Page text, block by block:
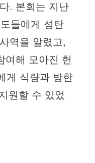
. 본회는 지난
들에게 성탄
역을 알렸고,
여해 모아진 헌
게 식량과 방한
원할 수 있었